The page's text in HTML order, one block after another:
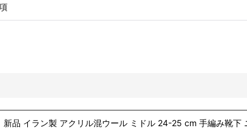
新品 イラン製 アクリル混ウール ミドル 24-25 cm 手編み靴